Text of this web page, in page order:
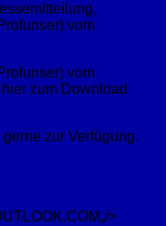
vom
vom
zum Download
zur Verfügung.
>